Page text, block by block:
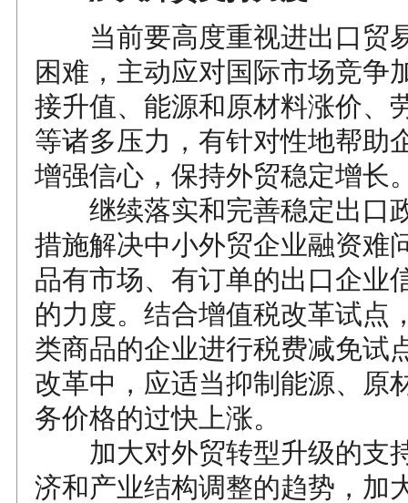
当前要高度重视进出口贸
困难，主动应对国际市场竞争
接升值、能源和原材料涨价、
等诸多压力，有针对性地帮助
增强信心，保持外贸稳定增长
继续落实和完善稳定出口
措施解决中小外贸企业融资难
品有市场、有订单的出口企业
的力度。结合增值税改革试点
类商品的企业进行税费减免试
改革中，应适当抑制能源、原
务价格的过快上涨。
加大对外贸转型升级的支
济和产业结构调整的趋势，加